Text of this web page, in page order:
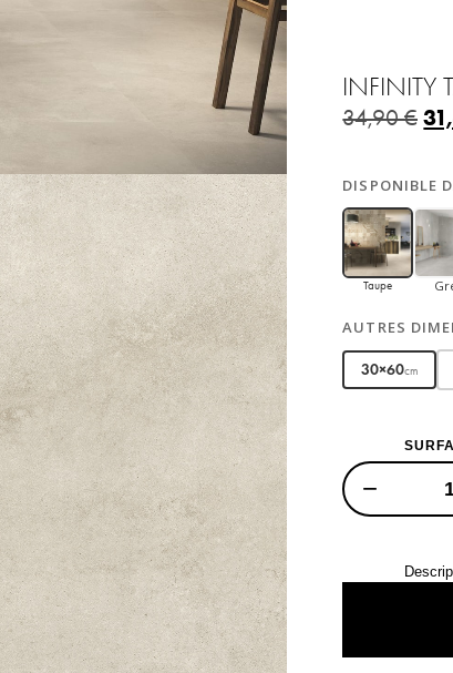
INFINITY
34,90€
DISPONIBLE
Taupe
AUTRES
30×60cm
−